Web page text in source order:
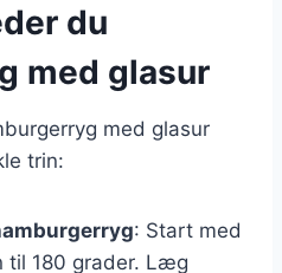
du
med glasur
med glasur
trin:
: Start med
til 180 grader. Læg